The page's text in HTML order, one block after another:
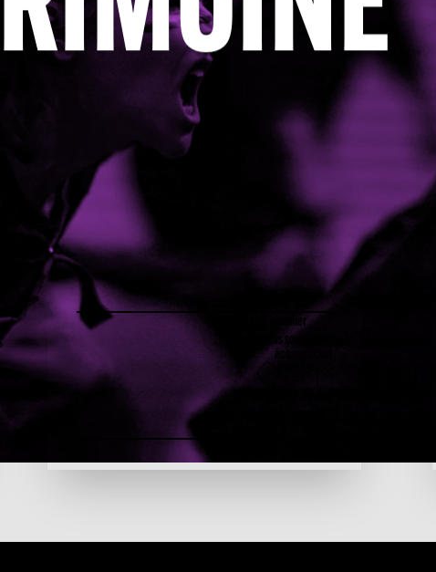
S’abonner
Revenez plus souvent en
économisant